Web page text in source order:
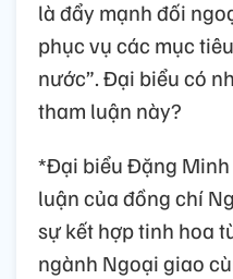
là đẩy mạnh đối
phục vụ các mục
nước”. Đại biểu có
tham luận này?
*Đại biểu Đặng
luận của đồng chí
sự kết hợp tinh hoa
ngành Ngoại giao